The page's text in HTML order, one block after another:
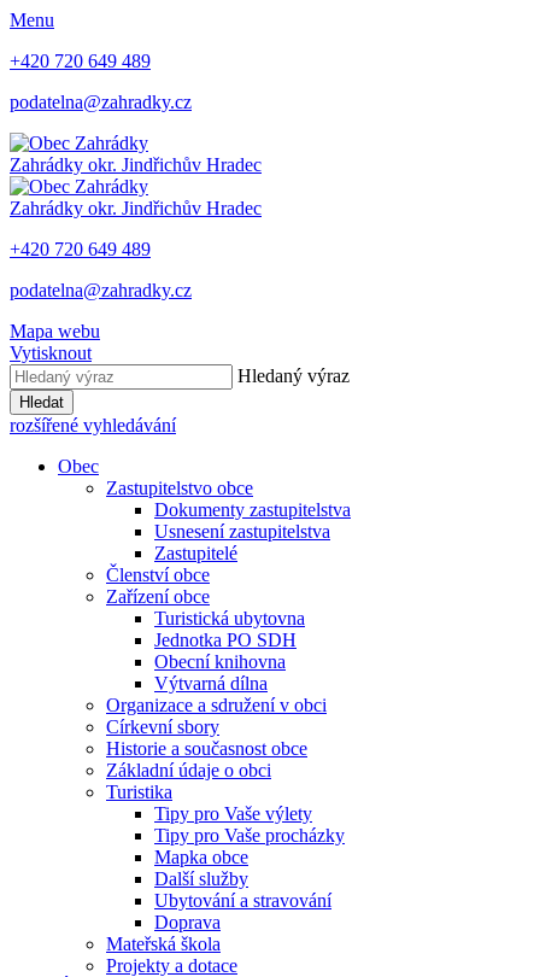
Menu
+420 720 649 489
podatelna@zahradky.cz
Zahrádky okr. Jindřichův Hradec
Zahrádky okr. Jindřichův Hradec
+420 720 649 489
podatelna@zahradky.cz
Mapa webu
Vytisknout
Hledaný výraz
Hledat
rozšířené vyhledávání
Obec
Zastupitelstvo obce
Dokumenty zastupitelstva
Usnesení zastupitelstva
Zastupitelé
Členství obce
Zařízení obce
Turistická ubytovna
Jednotka PO SDH
Obecní knihovna
Výtvarná dílna
Organizace a sdružení v obci
Církevní sbory
Historie a současnost obce
Základní údaje o obci
Turistika
Tipy pro Vaše výlety
Tipy pro Vaše procházky
Mapka obce
Další služby
Ubytování a stravování
Doprava
Mateřská škola
Projekty a dotace